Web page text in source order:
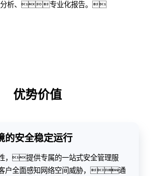
析、专业化报告。
优势价值
的安全稳定运行
，提供专属的一站式安全管理服
全面感知网络空间威胁，通